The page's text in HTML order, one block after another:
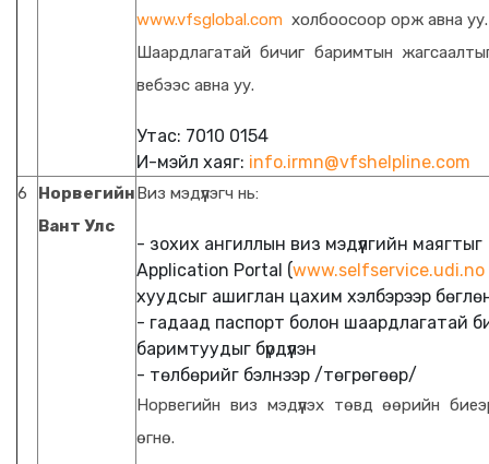
www.vfsglobal.com холбоосоор орж авна уу.
Шаардлагатай бичиг баримтын
вебээс авна уу.
Утас: 7010 0154
И-мэйл хаяг: info.irmn@vfshelpline.com
6
Норвегийн
Вант Улс
Виз мэдүүлэгч нь:
- зохих ангиллын виз мэдүүлгийн маягтыг
Application Portal (www.selfservice.udi.no
хуудсыг ашиглан цахим хэлбэрээр
- гадаад паспорт болон шаардлагатай
баримтуудыг бүрдүүлэн
- төлбөрийг бэлнээр /төгрөгөөр/
Норвегийн виз мэдүүлэх төвд өөрийн
өгнө.